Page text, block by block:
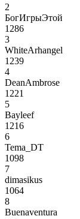
2
БогИгрыЭтой
1286
3
WhiteArhangel
1239
4
DeanAmbrose
1221
5
Bayleef
1216
6
Tema_DT
1098
7
dimasikus
1064
8
Buenaventura